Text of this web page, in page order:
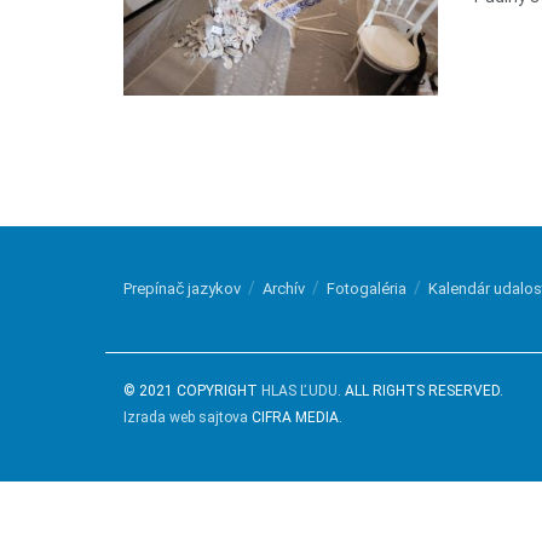
Prepínač jazykov Archív Fotogaléria Kalendár
© 2021 COPYRIGHT HLAS ĽUDU. ALL RIGHTS RESERVED.
Izrada web sajtova CIFRA MEDIA.